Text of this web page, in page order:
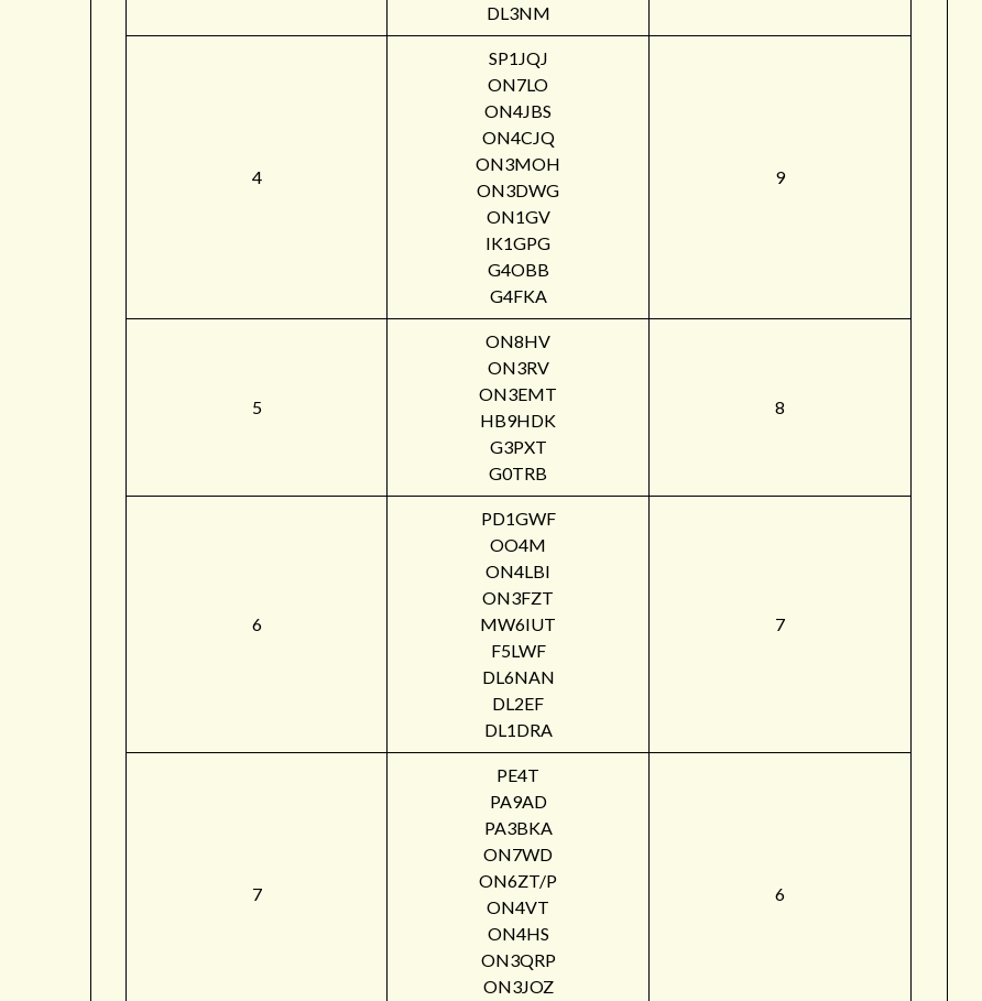
DL3NM
4
SP1JQJ
ON7LO
ON4JBS
ON4CJQ
ON3MOH
ON3DWG
ON1GV
IK1GPG
G4OBB
G4FKA
9
5
ON8HV
ON3RV
ON3EMT
HB9HDK
G3PXT
G0TRB
8
6
PD1GWF
OO4M
ON4LBI
ON3FZT
MW6IUT
F5LWF
DL6NAN
DL2EF
DL1DRA
7
7
PE4T
PA9AD
PA3BKA
ON7WD
ON6ZT/P
ON4VT
ON4HS
ON3QRP
ON3JOZ
6